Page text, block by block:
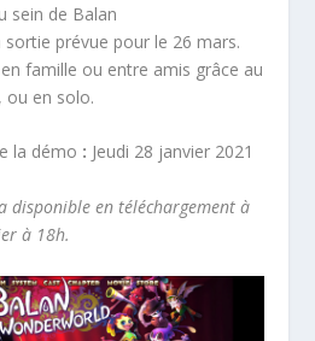
sein de Balan
prévue pour le 26 mars.
famille ou entre amis grâce au
ou en solo.
la démo : Jeudi 28 janvier 2021
disponible en téléchargement à
à 18h.